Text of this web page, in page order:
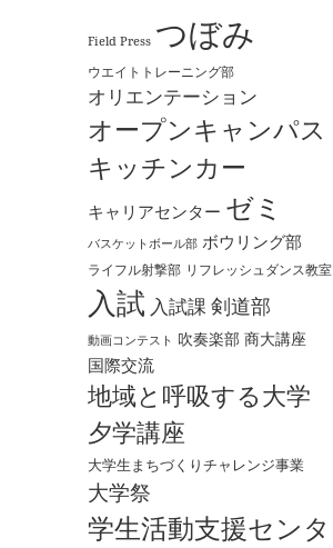
Field Press つぼみ
ウエイトトレーニング部
オリエンテーション
オープンキャンパス
キッチンカー
キャリアセンター ゼミ
バスケットボール部 ボウリング部
ライフル射撃部 リフレッシュダンス教室
入試 入試課 剣道部
動画コンテスト 吹奏楽部 商大講座
国際交流
地域と呼吸する大学
夕学講座
大学生まちづくりチャレンジ事業
大学祭
学生活動支援センタ